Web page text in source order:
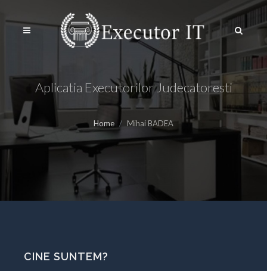
Aplicatia Executorilor Judecatoresti
Home Mihai BADEA
CINE SUNTEM?